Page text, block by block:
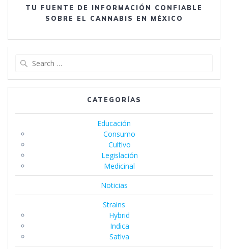
TU FUENTE DE INFORMACIÓN CONFIABLE
SOBRE EL CANNABIS EN MÉXICO
CATEGORÍAS
Educación
Consumo
Cultivo
Legislación
Medicinal
Noticias
Strains
Hybrid
Indica
Sativa